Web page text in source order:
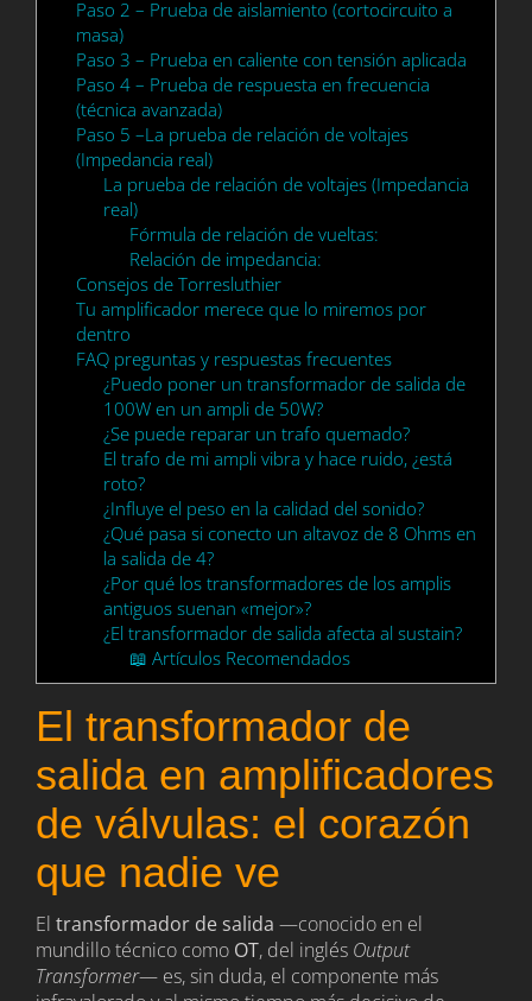
Paso 2 – Prueba de aislamiento (cortocircuito a
masa)
Paso 3 – Prueba en caliente con tensión aplicada
Paso 4 – Prueba de respuesta en frecuencia
(técnica avanzada)
Paso 5 –La prueba de relación de voltajes
(Impedancia real)
La prueba de relación de voltajes (Impedancia
real)
Fórmula de relación de vueltas:
Relación de impedancia:
Consejos de Torresluthier
Tu amplificador merece que lo miremos por
dentro
FAQ preguntas y respuestas frecuentes
¿Puedo poner un transformador de salida de
100W en un ampli de 50W?
¿Se puede reparar un trafo quemado?
El trafo de mi ampli vibra y hace ruido, ¿está
roto?
¿Influye el peso en la calidad del sonido?
¿Qué pasa si conecto un altavoz de 8 Ohms en
la salida de 4?
¿Por qué los transformadores de los amplis
antiguos suenan «mejor»?
¿El transformador de salida afecta al sustain?
📖 Artículos Recomendados
El transformador de
salida en amplificadores
de válvulas: el corazón
que nadie ve
El transformador de salida —conocido en el
mundillo técnico como OT, del inglés Output
Transformer— es, sin duda, el componente más